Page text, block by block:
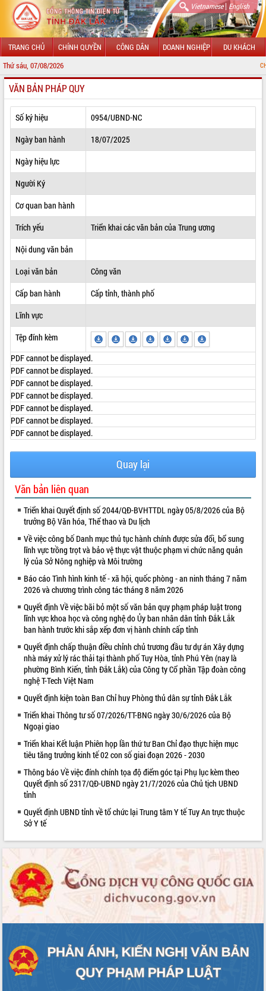
Vietnamese| English
TRANG CHỦ CHÍNH QUYỀN CÔNG DÂN DOANH NGHIỆP DU KHÁCH
Thứ sáu, 07/08/2026 CHÀO MỪNG
GIỚI THIỆU
LÃNH ĐẠO UBND TỈNH
TIN TỨC SỰ KIỆN
SỞ, BAN, NGÀNH
UBND CÁC XÃ, PHƯỜNG
THÔNG TIN CHỈ ĐẠO ĐIỀU HÀNH
HỆ THỐNG VĂN BẢN
ĐIỂM TIN VĂN BẢN
QUY HOẠCH - KẾ HOẠCH
VIDEO
Loading the player...
Khám bệnh, cấp phát thuốc miễn phí
và tặng quà người dân xã Cư Pui
Hội nghị UBND tỉnh Đắk Lắk thường kỳ
tháng 7/2026
Lễ truy tặng danh hiệu “Bà Mẹ Việt
Nam Anh hùng” và trao Huân chương
Lao động
UBND tỉnh Đắk Lắk triển khai nhiệm
vụ 6 tháng cuối năm 2026
Kỳ họp thứ Hai, Hội đồng nhân dân
tỉnh khóa XI quyết nghị nhiều nội dung
quan trọng
Bí thư Tỉnh ủy Lương Nguyễn Minh
Triết thăm, tặng quà người có công với
cách mạng
Rà soát, hoàn thiện hệ thống thiết chế
văn hóa, thể thao đáp ứng yêu cầu
phát triển mới
Thường trực HĐND tỉnh Đắk Lắk gặp
Minh
Lễ truy điệu và an táng hài cốt liệt sĩ
tại Nghĩa trang Liệt sĩ xã Sơn Hòa
Bàn giải pháp tháo gỡ khó khăn trong
xuất khẩu sầu riêng và triển khai quy
định EUDR
vùng trồng và doanh nghiệp đóng gói
sầu riêng tại Đắk Lắk
Trình diễn nghệ thuật chế biến các
ALBUM ẢNH
LIÊN KẾT WEB
VĂN BẢN PHÁP QUY
Số ký hiệu
0954/UBND-NC
Ngày ban hành
18/07/2025
Ngày hiệu lực
Người Ký
Cơ quan ban hành
Trích yếu
Triển khai các văn bản của Trung ương
Nội dung văn bản
Loại văn bản
Công văn
Cấp ban hành
Cấp tỉnh, thành phố
Lĩnh vực
Tệp đính kèm
PDF cannot be displayed.
PDF cannot be displayed.
PDF cannot be displayed.
PDF cannot be displayed.
PDF cannot be displayed.
PDF cannot be displayed.
PDF cannot be displayed.
Quay lại
Văn bản liên quan
Triển khai Quyết định số 2044/QĐ-BVHTTDL ngày 05/8/2026 của Bộ
trưởng Bộ Văn hóa, Thể thao và Du lịch
Về việc công bố Danh mục thủ tục hành chính được sửa đổi, bổ sung
lĩnh vực trồng trọt và bảo vệ thực vật thuộc phạm vi chức năng quản
lý của Sở Nông nghiệp và Môi trường
Báo cáo Tình hình kinh tế - xã hội, quốc phòng - an ninh tháng 7 năm
2026 và chương trình công tác tháng 8 năm 2026
Quyết định Về việc bãi bỏ một số văn bản quy phạm pháp luật trong
lĩnh vực khoa học và công nghệ do Ủy ban nhân dân tỉnh Đắk Lắk
ban hành trước khi sắp xếp đơn vị hành chính cấp tỉnh
Quyết định chấp thuận điều chỉnh chủ trương đầu tư dự án Xây dựng
nhà máy xử lý rác thải tại thành phố Tuy Hòa, tỉnh Phú Yên (nay là
phường Bình Kiến, tỉnh Đắk Lắk) của Công ty Cổ phần Tập đoàn công
nghệ T-Tech Việt Nam
Quyết định kiện toàn Ban Chỉ huy Phòng thủ dân sự tỉnh Đắk Lắk
Triển khai Thông tư số 07/2026/TT-BNG ngày 30/6/2026 của Bộ
Ngoại giao
Triển khai Kết luận Phiên họp lần thứ tư Ban Chỉ đạo thực hiện mục
tiêu tăng trưởng kinh tế 02 con số giai đoạn 2026 - 2030
Thông báo Về việc đính chính tọa độ điểm góc tại Phụ lục kèm theo
Quyết định số 2317/QĐ-UBND ngày 21/7/2026 của Chủ tịch UBND
tỉnh
Quyết định UBND tỉnh về tổ chức lại Trung tâm Y tế Tuy An trực thuộc
Sở Y tế